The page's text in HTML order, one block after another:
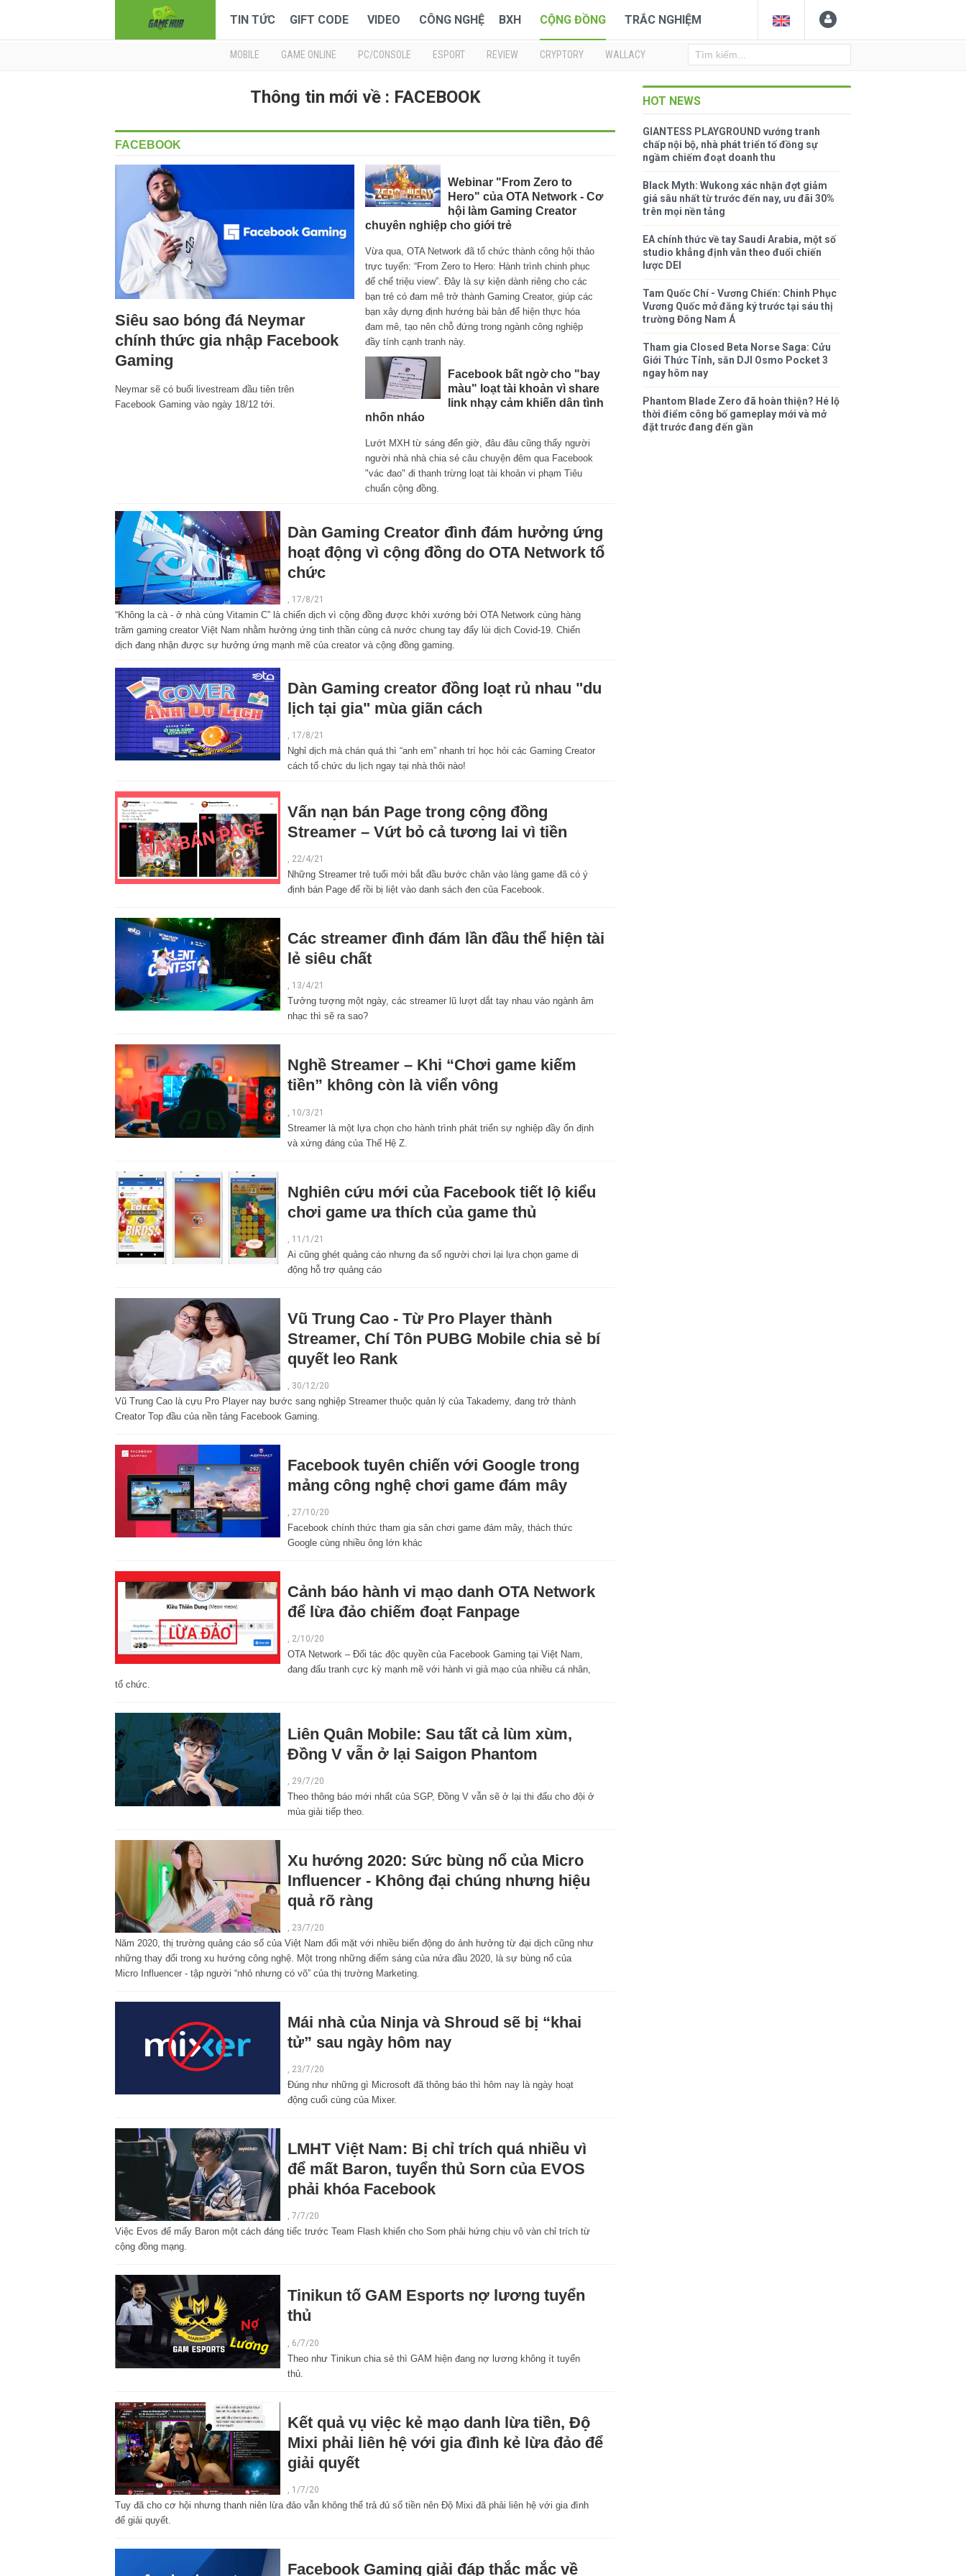
TIN TỨC GIFT CODE VIDEO CÔNG NGHỆ BXH CỘNG ĐỒNG TRẮC NGHIỆM
MOBILE GAME ONLINE PC/CONSOLE ESPORT REVIEW CRYPTORY WALLACY
Thông tin mới về : FACEBOOK
FACEBOOK
Siêu sao bóng đá Neymar
chính thức gia nhập Facebook
Gaming
Neymar sẽ có buổi livestream đầu tiên trên
Facebook Gaming vào ngày 18/12 tới.
Webinar "From Zero to
Hero" của OTA Network - Cơ
hội làm Gaming Creator
chuyên nghiệp cho giới trẻ
Vừa qua, OTA Network đã tổ chức thành công hội thảo
trực tuyến: “From Zero to Hero: Hành trình chinh phục
đế chế triệu view”. Đây là sự kiện dành riêng cho các
bạn trẻ có đam mê trở thành Gaming Creator, giúp các
bạn xây dựng định hướng bài bản để hiện thực hóa
đam mê, tạo nên chỗ đứng trong ngành công nghiệp
đầy tính cạnh tranh này.
Facebook bất ngờ cho "bay
màu" loạt tài khoản vì share
link nhạy cảm khiến dân tình
nhốn nháo
Lướt MXH từ sáng đến giờ, đâu đâu cũng thấy người
người nhà nhà chia sẻ câu chuyện đêm qua Facebook
"vác đao" đi thanh trừng loạt tài khoản vi phạm Tiêu
chuẩn cộng đồng.
Dàn Gaming Creator đình đám hưởng ứng
hoạt động vì cộng đồng do OTA Network tổ
chức
, 17/8/21
“Không la cà - ở nhà cùng Vitamin C” là chiến dịch vì cộng đồng được khởi xướng bởi OTA Network cùng hàng
trăm gaming creator Việt Nam nhằm hưởng ứng tinh thần cùng cả nước chung tay đẩy lùi dịch Covid-19. Chiến
dịch đang nhận được sự hưởng ứng mạnh mẽ của creator và cộng đồng gaming.
Dàn Gaming creator đồng loạt rủ nhau "du
lịch tại gia" mùa giãn cách
, 17/8/21
Nghỉ dịch mà chán quá thì “anh em” nhanh trí học hỏi các Gaming Creator
cách tổ chức du lịch ngay tại nhà thôi nào!
Vấn nạn bán Page trong cộng đồng
Streamer – Vứt bỏ cả tương lai vì tiền
, 22/4/21
Những Streamer trẻ tuổi mới bắt đầu bước chân vào làng game đã có ý
định bán Page để rồi bị liệt vào danh sách đen của Facebook.
Các streamer đình đám lần đầu thể hiện tài
lẻ siêu chất
, 13/4/21
Tưởng tượng một ngày, các streamer lũ lượt dắt tay nhau vào ngành âm
nhạc thì sẽ ra sao?
Nghề Streamer – Khi “Chơi game kiếm
tiền” không còn là viển vông
10/3/21
Streamer là một lựa chọn cho hành trình phát triển sự nghiệp đầy ổn định
và xứng đáng của Thế Hệ Z.
Nghiên cứu mới của Facebook tiết lộ kiểu
chơi game ưa thích của game thủ
11/1/21
Ai cũng ghét quảng cáo nhưng đa số người chơi lại lựa chọn game di
động hỗ trợ quảng cáo
Vũ Trung Cao - Từ Pro Player thành
Streamer, Chí Tôn PUBG Mobile chia sẻ bí
quyết leo Rank
, 30/12/20
Vũ Trung Cao là cựu Pro Player nay bước sang nghiệp Streamer thuộc quản lý của Takademy, đang trở thành
Creator Top đầu của nền tảng Facebook Gaming.
Facebook tuyên chiến với Google trong
mảng công nghệ chơi game đám mây
, 27/10/20
Facebook chính thức tham gia sân chơi game đám mây, thách thức
Google cùng nhiều ông lớn khác
Cảnh báo hành vi mạo danh OTA Network
để lừa đảo chiếm đoạt Fanpage
, 2/10/20
OTA Network – Đối tác độc quyền của Facebook Gaming tại Việt Nam,
đang đấu tranh cực kỳ mạnh mẽ với hành vi giả mạo của nhiều cá nhân,
tổ chức.
Liên Quân Mobile: Sau tất cả lùm xùm,
Đồng V vẫn ở lại Saigon Phantom
29/7/20
Theo thông báo mới nhất của SGP, Đồng V vẫn sẽ ở lại thi đấu cho đội ở
mùa giải tiếp theo.
Xu hướng 2020: Sức bùng nổ của Micro
Influencer - Không đại chúng nhưng hiệu
quả rõ ràng
, 23/7/20
Năm 2020, thị trường quảng cáo số của Việt Nam đối mặt với nhiều biến động do ảnh hưởng từ đại dịch cũng như
những thay đổi trong xu hướng công nghệ. Một trong những điểm sáng của nửa đầu 2020, là sự bùng nổ của
Micro Influencer - tập người “nhỏ nhưng có võ” của thị trường Marketing.
Mái nhà của Ninja và Shroud sẽ bị “khai
tử” sau ngày hôm nay
, 23/7/20
Đúng như những gì Microsoft đã thông báo thì hôm nay là ngày hoạt
động cuối cùng của Mixer.
LMHT Việt Nam: Bị chỉ trích quá nhiều vì
để mất Baron, tuyển thủ Sorn của EVOS
phải khóa Facebook
, 7/7/20
Việc Evos để mấy Baron một cách đáng tiếc trước Team Flash khiến cho Sorn phải hứng chịu vô vàn chỉ trích từ
cộng đồng mạng.
Tinikun tố GAM Esports nợ lương tuyển
thủ
6/7/20
Theo như Tinikun chia sẻ thì GAM hiện đang nợ lương không ít tuyển
thủ.
Kết quả vụ việc kẻ mạo danh lừa tiền, Độ
Mixi phải liên hệ với gia đình kẻ lừa đảo để
giải quyết
1/7/20
Tuy đã cho cơ hội nhưng thanh niên lừa đảo vẫn không thể trả đủ số tiền nên Độ Mixi đã phải liên hệ với gia đình
để giải quyết.
Facebook Gaming giải đáp thắc mắc về
HOT NEWS
GIANTESS PLAYGROUND vướng tranh
chấp nội bộ, nhà phát triển tố đồng sự
ngầm chiếm đoạt doanh thu
Black Myth: Wukong xác nhận đợt giảm
giá sâu nhất từ trước đến nay, ưu đãi 30%
trên mọi nền tảng
EA chính thức về tay Saudi Arabia, một số
studio khẳng định vẫn theo đuổi chiến
lược DEI
Tam Quốc Chí - Vương Chiến: Chinh Phục
Vương Quốc mở đăng ký trước tại sáu thị
trường Đông Nam Á
Tham gia Closed Beta Norse Saga: Cửu
Giới Thức Tỉnh, săn DJI Osmo Pocket 3
ngay hôm nay
Phantom Blade Zero đã hoàn thiện? Hé lộ
thời điểm công bố gameplay mới và mở
đặt trước đang đến gần